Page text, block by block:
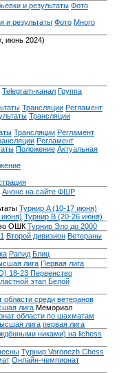
и результаты Фото
и результаты Фото Много
июнь 2024)
Telegram-канал Группа
Трансляции Регламент
Трансляции
Трансляции Регламент
Регламент
Положение Актуальная
Анонс на сайте ФШР
Турнир A (10-17 июня)
июня) Турнир B (20-26 июня)
ОШК Турнир Эло до 2000
Второй дивизион Ветераны
Рапид Блиц
лига Первая лига
18-23 Первенство
этап Белой
области среди ветеранов
лига Мемориал
области по шахматам
лига первая лига
никами) на lichess
Турнир Voronezh Chess
Онлайн-чемпионат